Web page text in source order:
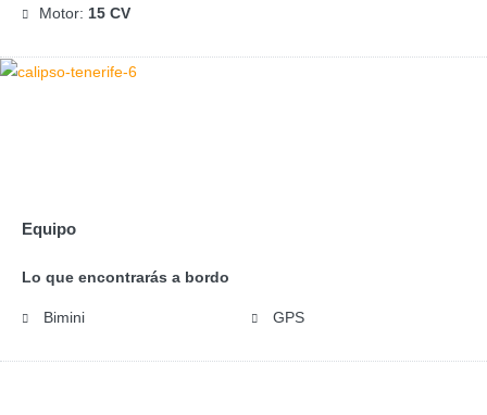
Motor: 15 CV
Equipo
Lo que encontrarás a bordo
Bimini GPS